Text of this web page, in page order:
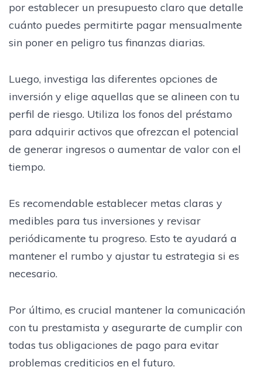
por establecer un presupuesto claro que detalle
cuánto puedes permitirte pagar mensualmente
sin poner en peligro tus finanzas diarias.
Luego, investiga las diferentes opciones de
inversión y elige aquellas que se alineen con tu
perfil de riesgo. Utiliza los fonos del préstamo
para adquirir activos que ofrezcan el potencial
de generar ingresos o aumentar de valor con el
tiempo.
Es recomendable establecer metas claras y
medibles para tus inversiones y revisar
periódicamente tu progreso. Esto te ayudará a
mantener el rumbo y ajustar tu estrategia si es
necesario.
Por último, es crucial mantener la comunicación
con tu prestamista y asegurarte de cumplir con
todas tus obligaciones de pago para evitar
problemas crediticios en el futuro.